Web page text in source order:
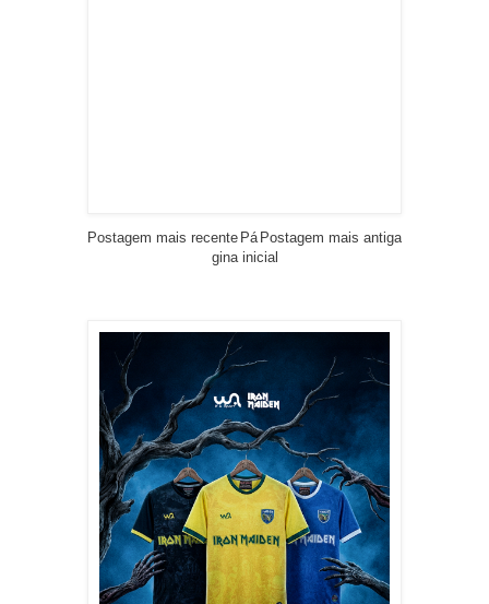
Postagem mais recente Postagem mais antiga
Pá
gina inicial